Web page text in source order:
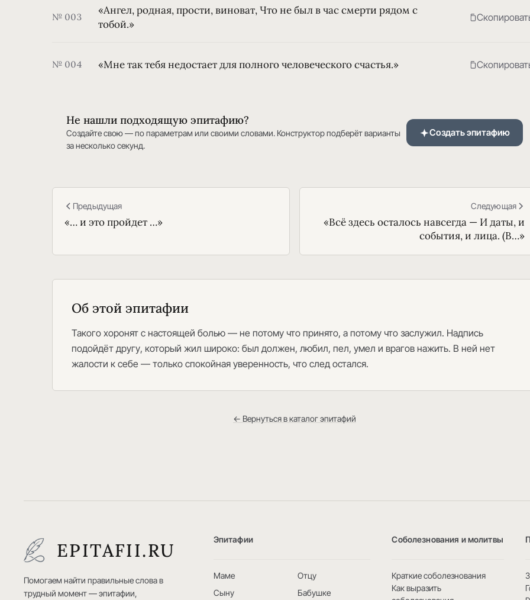
№ 003
«Ангел, родная, прости, виноват, Что не был в час смерти рядом с
тобой.»
№ 004 «Мне так тебя недостает для полного человеческого счастья.»
Не нашли подходящую эпитафию?
Создайте свою — по параметрам или своими словами. Конструктор подберёт варианты
за несколько секунд.
Создать эпитафию
Предыдущая
«… и это пройдет …»
Следующая
«Всё здесь осталось навсегда — И даты, и
события, и лица. (В…»
Об этой эпитафии
Такого хоронят с настоящей болью — не потому что принято, а потому что заслужил. Надпись
подойдёт другу, который жил широко: был должен, любил, пел, умел и врагов нажить. В ней нет
жалости к себе — только спокойная уверенность, что след остался.
← Вернуться в каталог эпитафий
EPITAFII.RU
Помогаем найти правильные слова в
трудный момент — эпитафии,
Эпитафии
Маме
Отцу
Сыну
Бабушке
Соболезнования и молитвы
Краткие соболезнования
Как выразить